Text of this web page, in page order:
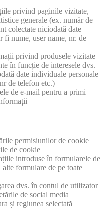
privind paginile vizitate,
generale (ex. număr de
colectate niciodată date
fi nume, user name, nr. de
privind produsele vizitate
în funcție de interesele dvs.
date individuale personale
de telefon etc.)
de e-mail pentru a primi
permisiunilor de cookie
de cookie
introduse în formularele de
formulare de pe toate
dvs. în contul de utilizator
de social media
și regiunea selectată